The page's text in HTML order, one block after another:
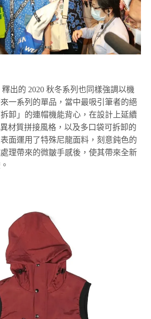
出的 2020 秋冬系列也同樣強調以機
一系列的單品，當中最吸引筆者的絕
卸」的連帽機能背心，在設計上延續
材質拼接風格，以及多口袋可拆卸的
面運用了特殊尼龍面料，刻意鈍色的
理帶來的微皺手感後，使其帶來全新